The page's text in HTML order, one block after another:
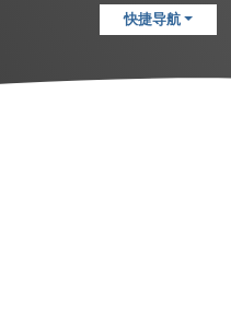
快捷导航